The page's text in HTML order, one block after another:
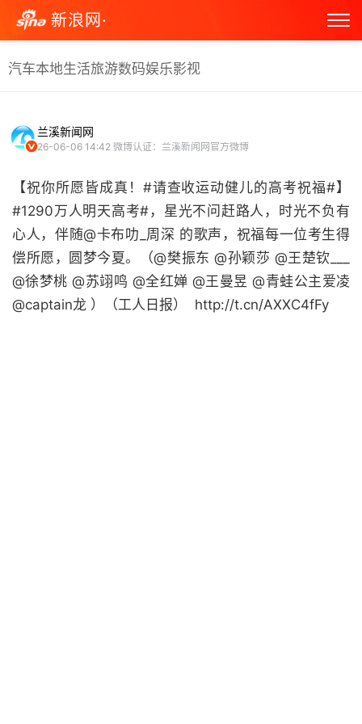
新浪网·
汽车本地生活旅游数码娱乐影视
兰溪新闻网
26-06-06 14:42 微博认证：兰溪新闻网官方微博
【祝你所愿皆成真！#请查收运动健儿的高考祝福#】
#1290万人明天高考#，星光不问赶路人，时光不负有
心人，伴随@卡布叻_周深 的歌声，祝福每一位考生得
偿所愿，圆梦今夏。（@樊振东 @孙颖莎 @王楚钦___
@徐梦桃 @苏翊鸣 @全红婵 @王曼昱 @青蛙公主爱凌
@captain龙 ）（工人日报） ​​​​ http://t.cn/AXXC4fFy